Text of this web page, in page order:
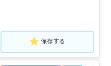
保存する